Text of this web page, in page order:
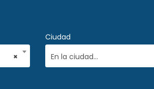
×
Ciudad
En la ciudad...